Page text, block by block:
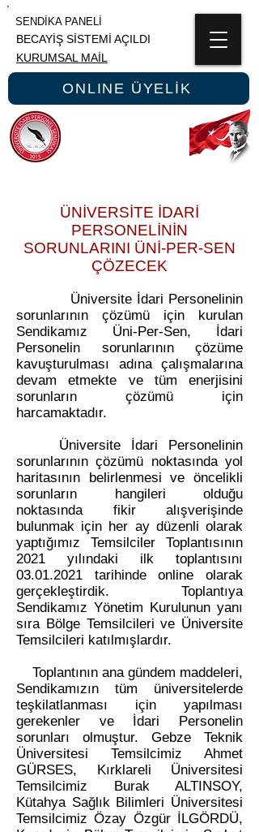
SENDİKA PANELİ
BECAYİŞ SİSTEMİ AÇILDI
KURUMSAL MAİL
ONLINE ÜYELİK
ÜNİVERSİTE İDARİ
PERSONELİNİN
SORUNLARINI ÜNİ-PER-SEN
ÇÖZECEK
Üniversite İdari Personelinin
sorunlarının çözümü için kurulan
Sendikamız Üni-Per-Sen, İdari
Personelin sorunlarının çözüme
kavuşturulması adına çalışmalarına
devam etmekte ve tüm enerjisini
sorunların çözümü için
harcamaktadır.
Üniversite İdari Personelinin
sorunlarının çözümü noktasında yol
haritasının belirlenmesi ve öncelikli
sorunların hangileri olduğu
noktasında fikir alışverişinde
bulunmak için her ay düzenli olarak
yaptığımız Temsilciler Toplantısının
2021 yılındaki ilk toplantısını
03.01.2021 tarihinde online olarak
gerçekleştirdik. Toplantıya
Sendikamız Yönetim Kurulunun yanı
sıra Bölge Temsilcileri ve Üniversite
Temsilcileri katılmışlardır.
Toplantının ana gündem maddeleri,
Sendikamızın tüm üniversitelerde
teşkilatlanması için yapılması
gerekenler ve İdari Personelin
sorunları olmuştur. Gebze Teknik
Üniversitesi Temsilcimiz Ahmet
GÜRSES, Kırklareli Üniversitesi
Temsilcimiz Burak ALTINSOY,
Kütahya Sağlık Bilimleri Üniversitesi
Temsilcimiz Özay Özgür İLGÖRDÜ,